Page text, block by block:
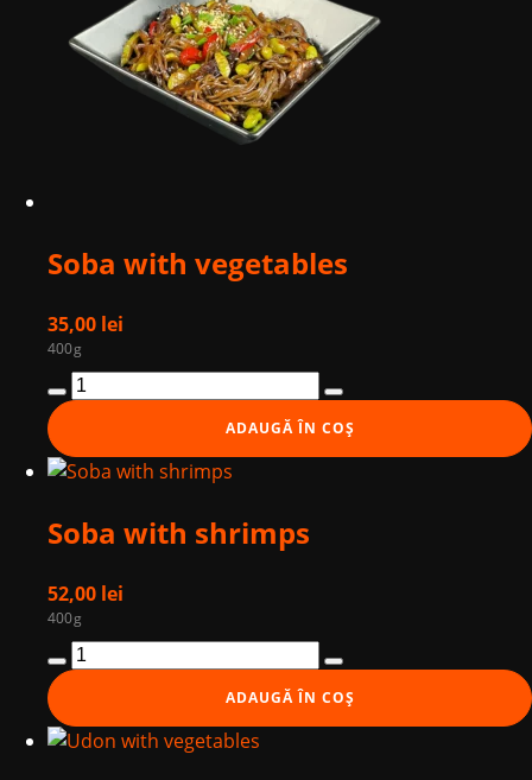
Soba with vegetables
35,00 lei
400g
Cantitate
Soba
with
vegetables
ADAUGĂ ÎN COȘ
Soba with shrimps
52,00 lei
400g
Cantitate
Soba
with
shrimps
ADAUGĂ ÎN COȘ